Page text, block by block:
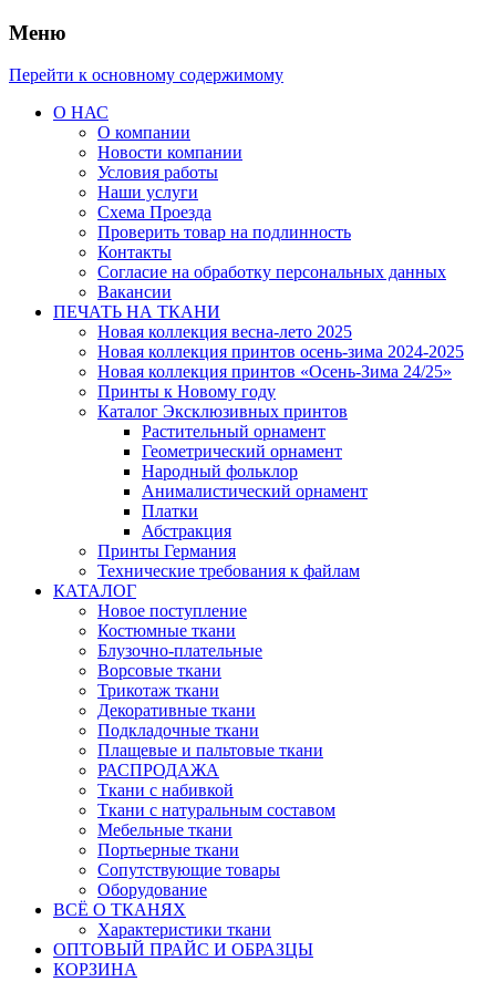
Меню
Перейти к основному содержимому
О НАС
О компании
Новости компании
Условия работы
Наши услуги
Схема Проезда
Проверить товар на подлинность
Контакты
Согласие на обработку персональных данных
Вакансии
ПЕЧАТЬ НА ТКАНИ
Новая коллекция весна-лето 2025
Новая коллекция принтов осень-зима 2024-2025
Новая коллекция принтов «Осень-Зима 24/25»
Принты к Новому году
Каталог Эксклюзивных принтов
Растительный орнамент
Геометрический орнамент
Народный фольклор
Анималистический орнамент
Платки
Абстракция
Принты Германия
Технические требования к файлам
КАТАЛОГ
Новое поступление
Костюмные ткани
Блузочно-плательные
Ворсовые ткани
Трикотаж ткани
Декоративные ткани
Подкладочные ткани
Плащевые и пальтовые ткани
РАСПРОДАЖА
Ткани с набивкой
Ткани с натуральным составом
Мебельные ткани
Портьерные ткани
Сопутствующие товары
Оборудование
ВСЁ О ТКАНЯХ
Характеристики ткани
ОПТОВЫЙ ПРАЙС И ОБРАЗЦЫ
КОРЗИНА